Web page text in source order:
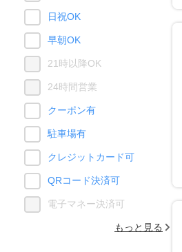
日祝OK
早朝OK
21時以降OK
24時間営業
クーポン有
駐車場有
クレジットカード可
QRコード決済可
電子マネー決済可
もっと見る